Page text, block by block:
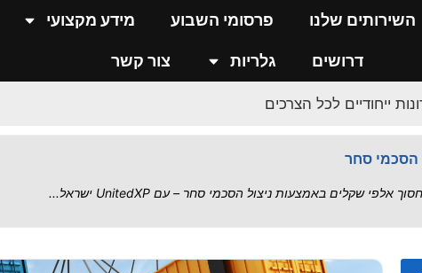
השירותים שלנו פרסומי השבוע מידע מקצועי
דרושים גלריות צור קשר
ייחודיים לכל הצרכים
האספקה בישראל
מול איומי אירן